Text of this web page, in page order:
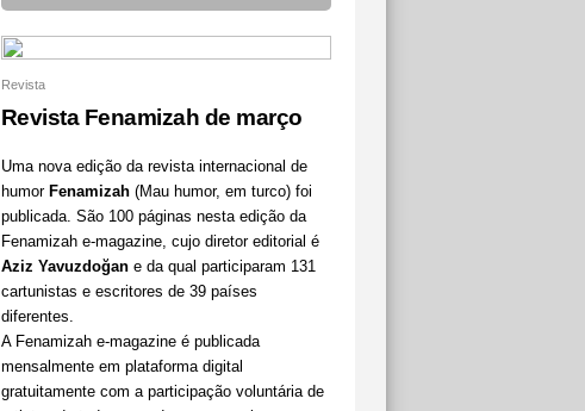
Revista
Revista Fenamizah de março
Uma nova edição da revista internacional de
humor Fenamizah(Mau humor, em turco) foi
publicada. São 100 páginas nesta edição da
Fenamizah e-magazine, cujo diretor editorial é
Aziz Yavuzdoğane da qual participaram 131
cartunistas e escritores de 39 países
diferentes.
A Fenamizah e-magazine é publicada
mensalmente em plataforma digital
gratuitamente com a participação voluntária de